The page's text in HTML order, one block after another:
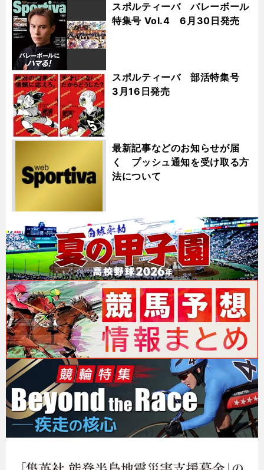
スポルティーバ バレーボール
特集号 Vol.4 6月30日発売
スポルティーバ 部活特集号
3月16日発売
最新記事などのお知らせが届
く プッシュ通知を受け取る方
法について